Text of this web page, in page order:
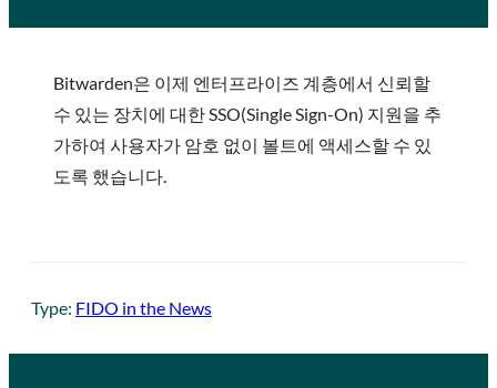
Bitwarden은 이제 엔터프라이즈 계층에서 신뢰할
수 있는 장치에 대한 SSO(Single Sign-On) 지원을 추
가하여 사용자가 암호 없이 볼트에 액세스할 수 있
도록 했습니다.
Type: FIDO in the News